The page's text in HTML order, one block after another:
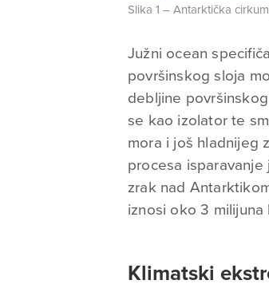
Slika 1 – Antarktička
Južni ocean
površinskog sloja
debljine
se kao izolator te
mora i još hladnijeg
procesa
zrak nad
iznosi oko 3 milijuna
Klimatski